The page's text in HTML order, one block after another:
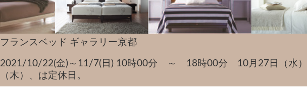
フランスベッド ギャラリー京都
2021/10/22(金)～11/7(日) 10時00分 ～ 18時00分 10月27日（水）
（木）、は定休日。